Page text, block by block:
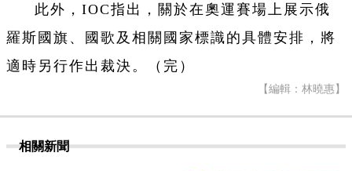
此外，IOC指出，關於在奧運賽場上展示俄
羅斯國旗、國歌及相關國家標識的具體安排，將
適時另行作出裁決。（完）
【編輯：林曉惠】
相關新聞